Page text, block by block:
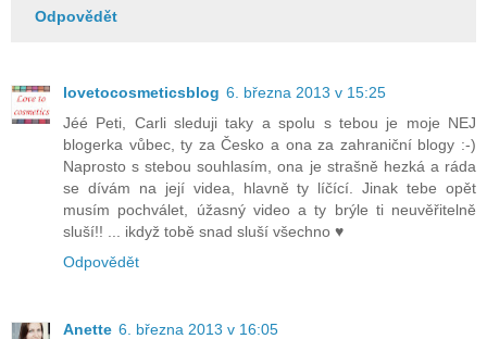
Odpovědět
lovetocosmeticsblog 6. března 2013 v 15:25
Jéé Peti, Carli sleduji taky a spolu s tebou je moje NEJ
blogerka vůbec, ty za Česko a ona za zahraniční blogy :-)
Naprosto s stebou souhlasím, ona je strašně hezká a ráda
se dívám na její videa, hlavně ty líčící. Jinak tebe opět
musím pochválet, úžasný video a ty brýle ti neuvěřitelně
sluší!! ... ikdyž tobě snad sluší všechno ♥
Odpovědět
Anette 6. března 2013 v 16:05